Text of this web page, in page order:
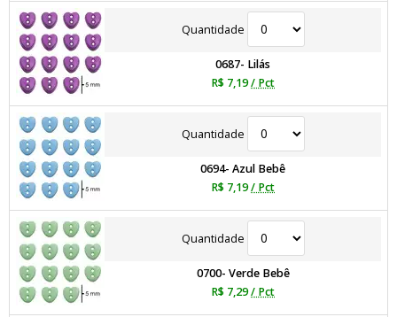
Quantidade
0687- Lilás
R$ 7,19/ Pct
Quantidade
0694- Azul Bebê
R$ 7,19/ Pct
Quantidade
0700- Verde Bebê
R$ 7,29/ Pct